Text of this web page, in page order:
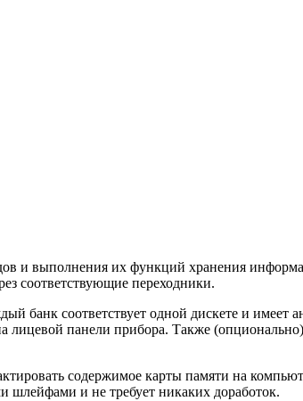
выполнения их функций хранения
соответствующие переходники.
банк соответствует одной дискете и имеет
панели прибора. Также
содержимое карты памяти на
шлейфами и не требует никаких доработок.